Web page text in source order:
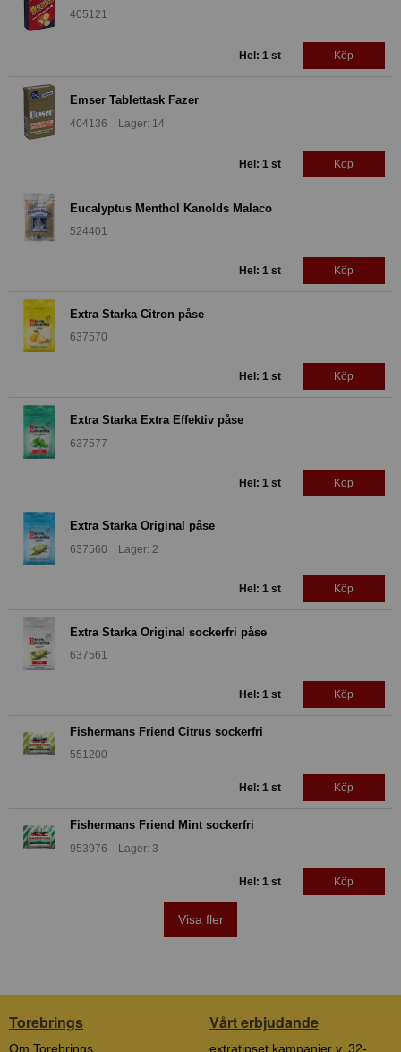
405121
Hel: 1 st Köp
Emser Tablettask Fazer
404136 Lager: 14
Hel: 1 st Köp
Eucalyptus Menthol Kanolds Malaco
524401
Hel: 1 st Köp
Extra Starka Citron påse
637570
Hel: 1 st Köp
Extra Starka Extra Effektiv påse
637577
Hel: 1 st Köp
Extra Starka Original påse
637560 Lager: 2
Hel: 1 st Köp
Extra Starka Original sockerfri påse
637561
Hel: 1 st Köp
Fishermans Friend Citrus sockerfri
551200
Hel: 1 st Köp
Fishermans Friend Mint sockerfri
953976 Lager: 3
Hel: 1 st Köp
Visa fler
Torebrings
Om Torebrings
Vårt erbjudande
extratipset kampanjer v. 32-